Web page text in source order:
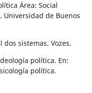
Área: Social
Universidad de Buenos
sistemas. Vozes.
política. En:
política.